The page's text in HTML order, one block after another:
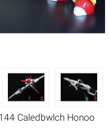
Caledbwlch Honoo